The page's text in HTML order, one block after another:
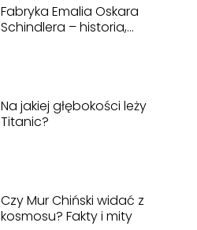
Fabryka Emalia Oskara
Schindlera – historia,
Na jakiej głębokości leży
Titanic?
Czy Mur Chiński widać z
kosmosu? Fakty i mity